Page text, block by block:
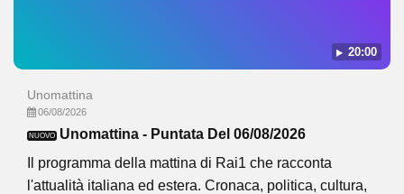
20:00
Unomattina
06/08/2026
NUOVO
Unomattina - Puntata Del 06/08/2026
Il programma della mattina di Rai1 che racconta
l'attualità italiana ed estera. Cronaca, politica, cultura,